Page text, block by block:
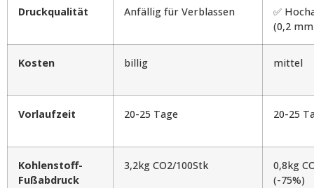
Druckqualität Anfällig für Verblassen
✅
(0,2
Kosten billig mittel
Vorlaufzeit 20-25 Tage 20-25
Kohlenstoff-
Fußabdruck
3,2kg CO2/100Stk
0,8kg
(-75%)